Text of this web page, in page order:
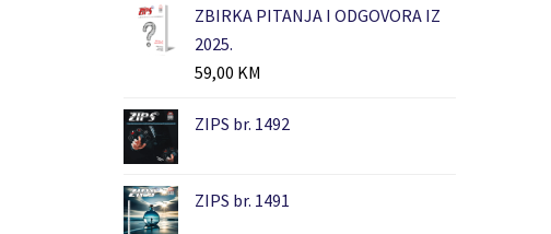
ZBIRKA PITANJA I ODGOVORA IZ
2025.
59,00 KM
ZIPS br. 1492
ZIPS br. 1491